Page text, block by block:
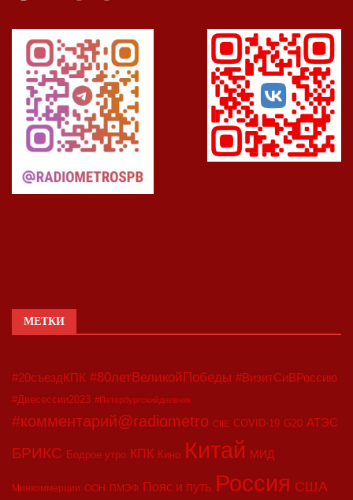
МЕТКИ
#20съездКПК #80летВеликойПобеды #ВизитСиВРоссию
#Двесессии2023 #Петербургскийдневник
#комментарий@radiometro CIIE COVID-19 G20 АТЭС
БРИКС Бодрое утро КПК Кино Китай МИД
Минкоммерции ООН ПМЭФ Пояс и путь Россия США